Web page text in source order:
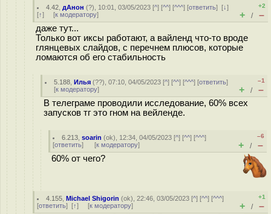
4.42 дАнон (?), 10:01, 03/05/2023 [^] [^^] [^^^] [ответить][↓]
[↑] [к модератору]
+2
+ / –
даже тут...
Только вот иксы работают, а вайленд что-то вроде
глянцевых слайдов, с перечнем плюсов, которые
ломаются об его стабильность
5.188 ,Илья (??), 07:10, 04/05/2023 [^] [^^] [^^^] [ответить]
[к модератору]
–1
+ / –
В телеграме проводили исследование, 60% всех
запусков тг это гном на вейленде.
6.213 ,soarin (ok), 12:34, 04/05/2023 [^] [^^] [^^^]
[ответить] [к модератору]
–6
+ / –
60% от чего?
4.155 ,Michael Shigorin (ok), 22:46, 03/05/2023 [^] [^^] [^^^]
[ответить] [↑] [к модератору]
+1
+ / –